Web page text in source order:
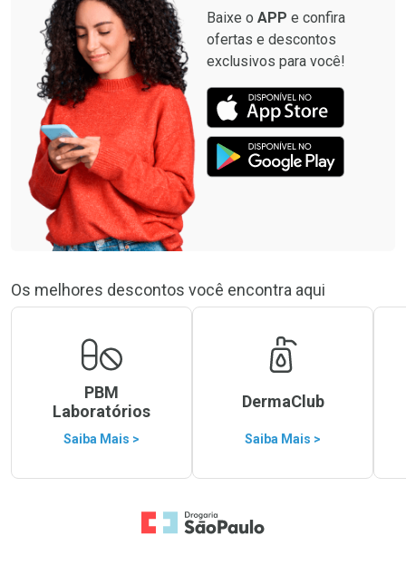
Baixe o APP e confira
ofertas e descontos
exclusivos para você!
Os melhores descontos você encontra aqui
PBM
Laboratórios
Saiba Mais >
DermaClub
Saiba Mais >
Ir para a Home